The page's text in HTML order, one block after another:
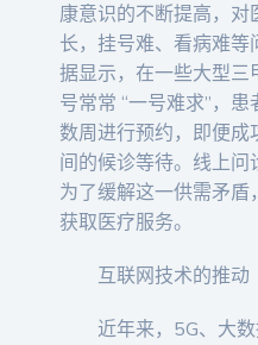
康意识的不断提高，
长，挂号难、看病难
据显示，在一些大型三
号常常 “一号难求”，
数周进行预约，即便
间的候诊等待。线上
为了缓解这一供需矛
获取医疗服务。
互联网技术的推动
近年来，5G、大